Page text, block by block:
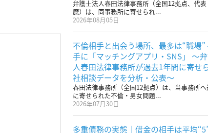
弁護士法人春田法律事務所（全国12拠点、代
麿）は、同事務所に寄せられ...
2026年08月05日
不倫相手と出会う場所、最多は“職場
手に「マッチングアプリ・SNS」 〜
人春田法律事務所が過去1年間に寄せ
社相談データを分析・公表〜
春田法律事務所（全国12拠点）は、当事務所
に寄せられた不倫・男女問題...
2026年07月30日
多重債務の実態｜借金の相手は平均